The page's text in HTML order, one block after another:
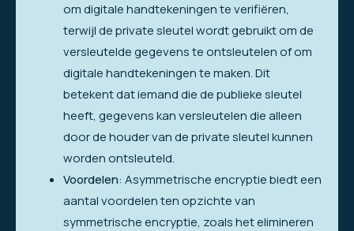
om digitale handtekeningen te verifiëren,
terwijl de private sleutel wordt gebruikt om de
versleutelde gegevens te ontsleutelen of om
digitale handtekeningen te maken. Dit
betekent dat iemand die de publieke sleutel
heeft, gegevens kan versleutelen die alleen
door de houder van de private sleutel kunnen
worden ontsleuteld.
Voordelen: Asymmetrische encryptie biedt een
aantal voordelen ten opzichte van
symmetrische encryptie, zoals het elimineren